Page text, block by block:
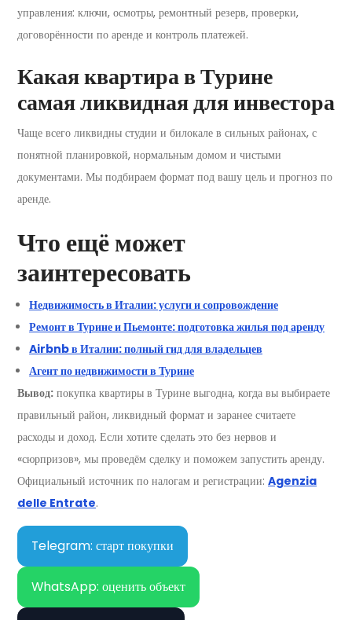
управления: ключи, осмотры, ремонтный резерв, проверки,
договорённости по аренде и контроль платежей.
Какая квартира в Турине
самая ликвидная для инвестора
Чаще всего ликвидны студии и билокале в сильных районах, с
понятной планировкой, нормальным домом и чистыми
документами. Мы подбираем формат под вашу цель и прогноз по
аренде.
Что ещё может
заинтересовать
Недвижимость в Италии: услуги и сопровождение
Ремонт в Турине и Пьемонте: подготовка жилья под аренду
Airbnb в Италии: полный гид для владельцев
Агент по недвижимости в Турине
Вывод: покупка квартиры в Турине выгодна, когда вы выбираете
правильный район, ликвидный формат и заранее считаете
расходы и доход. Если хотите сделать это без нервов и
«сюрпризов», мы проведём сделку и поможем запустить аренду.
Официальный источник по налогам и регистрации: Agenzia
delle Entrate.
Telegram: старт покупки
WhatsApp: оценить объект